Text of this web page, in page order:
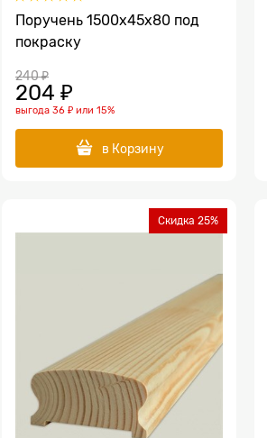
Поручень 1500х45х80 под
покраску
240 ₽
204 ₽
выгода 36 ₽ или 15%
в Корзину
Скидка 25%